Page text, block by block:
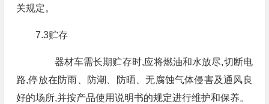
关规定。
7.3贮存
器材车需长期贮存时,应将燃油和水放尽,切断电
路,停放在防雨、防潮、防晒、无腐蚀气体侵害及通风良
好的场所,并按产品使用说明书的规定进行维护和保养。